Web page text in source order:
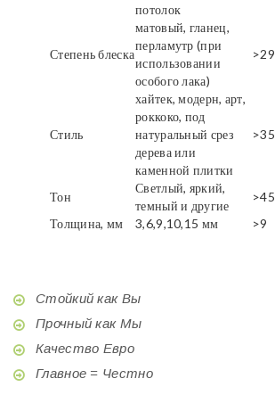
потолок
Степень блеска
матовый, гланец,
перламутр (при
использовании
особого лака)
>29
Стиль
хайтек, модерн, арт,
роккоко, под
натуральный срез
дерева или
каменной плитки
>35
Тон
Светлый, яркий,
темный и другие
>45
Толщина, мм
3,6,9,10,15 мм >9
Стойкий как Вы
Прочный как Мы
Качество Евро
Главное = Честно